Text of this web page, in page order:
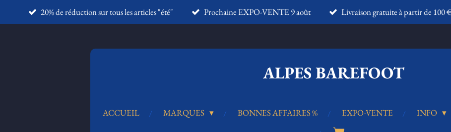
Passer
au
20% de réduction sur tous les articles "été" Prochaine EXPO-VENTE 9 août Livraison gratuite à partir de 100
ALPES BAREFOOT
ACCUEIL MARQUES BONNES AFFAIRES % EXPO-VENTE INFO